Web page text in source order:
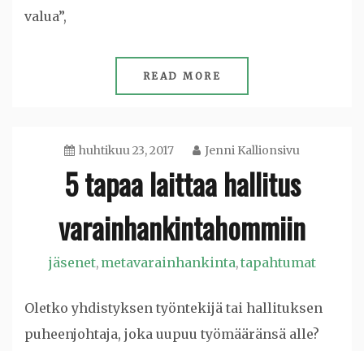
valua”,
READ MORE
huhtikuu 23, 2017 Jenni Kallionsivu
5 tapaa laittaa hallitus
varainhankintahommiin
jäsenet, metavarainhankinta,tapahtumat
Oletko yhdistyksen työntekijä tai hallituksen
puheenjohtaja, joka uupuu työmääränsä alle?